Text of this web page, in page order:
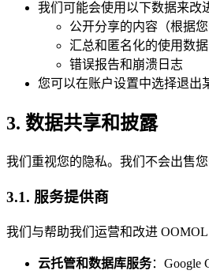
我们可能会使用以下数据来改
公开分享的内容（根据您
汇总和匿名化的使用数据
错误报告和崩溃日志
您可以在账户设置中选择退出
3. 数据共享和披露
我们重视您的隐私。我们不会出售
3.1. 服务提供商
我们与帮助我们运营和改进
云托管和数据库服务：Google